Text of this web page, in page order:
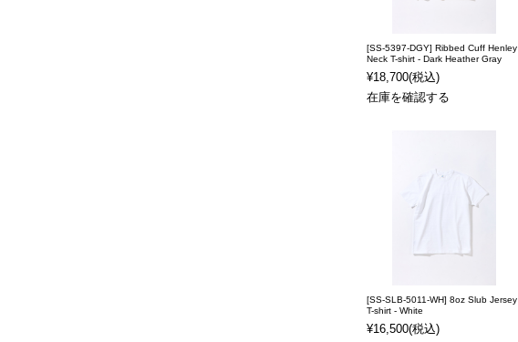
[SS-5397-DGY] Ribbed Cuff Henley
Neck T-shirt - Dark Heather Gray
¥18,700(税込)
在庫を確認する
[SS-SLB-5011-WH] 8oz Slub Jersey
T-shirt - White
¥16,500(税込)